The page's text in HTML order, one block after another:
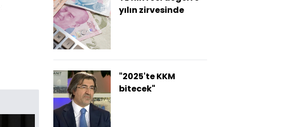
yılın zirvesinde
"2025'te KKM
bitecek"